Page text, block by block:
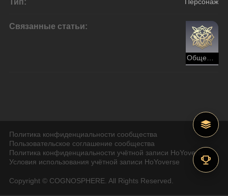
Связанные статьи:
Общество гениев (Эрудиция)
Политика конфиденциальности сообщества
Пользовательское соглашение сообщества
Политика конфиденциальности учётной записи HoYoverse
Условия использования учётной записи HoYoverse
Copyright © COGNOSPHERE. All Rights Reserved.